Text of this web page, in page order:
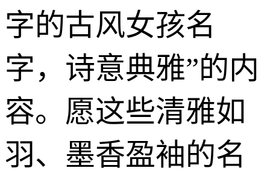
字的古风女孩名
字，诗意典雅”的内
容。愿这些清雅如
羽、墨香盈袖的名